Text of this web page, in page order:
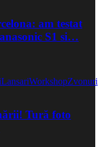
am testat
S1 si…
LansariWorkshopZvonuri
Tură foto